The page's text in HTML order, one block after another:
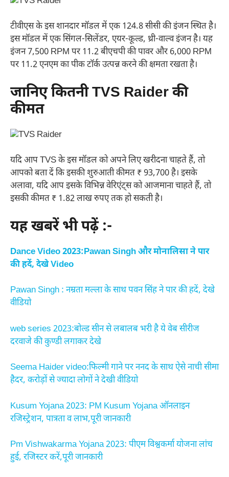
टीवीएस के इस शानदार मॉडल में एक 124.8 सीसी की इंजन स्थित है।
इस मॉडल में एक सिंगल-सिलेंडर, एयर-कूल्ड, थ्री-वाल्व इंजन है। यह
इंजन 7,500 RPM पर 11.2 बीएचपी की पावर और 6,000 RPM
पर 11.2 एनएम का पीक टॉर्क उत्पन्न करने की क्षमता रखता है।
जानिए कितनी TVS Raider की
कीमत
यदि आप TVS के इस मॉडल को अपने लिए खरीदना चाहते हैं, तो
आपको बता दें कि इसकी शुरुआती कीमत ₹ 93,700 है। इसके
अलावा, यदि आप इसके विभिन्न वेरिएंट्स को आजमाना चाहते हैं, तो
इसकी कीमत ₹ 1.82 लाख रुपए तक हो सकती है।
यह खबरें भी पढ़ें :-
Dance Video 2023:Pawan Singh और मोनालिसा ने पार
की हदें, देखे Video
Pawan Singh : नम्रता मल्ला के साथ पवन सिंह ने पार की हदें, देखे
वीडियो
web series 2023:बोल्ड सीन से लबालब भरी है ये वेब सीरीज
दरवाजे की कुण्डी लगाकर देखे
Seema Haider video:फिल्मी गाने पर ननद के साथ ऐसे नाची सीमा
हैदर, करोड़ों से ज्यादा लोगों ने देखी वीडियो
Kusum Yojana 2023: PM Kusum Yojana ऑनलाइन
रजिस्ट्रेशन, पात्रता व लाभ,पूरी जानकारी
Pm Vishwakarma Yojana 2023: पीएम विश्वकर्मा योजना लांच
हुई, रजिस्टर करें,पूरी जानकारी